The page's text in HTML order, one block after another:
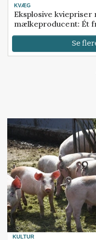
KVÆG
Eksplosive
mælkeproducent: Ét
Se
KULTUR